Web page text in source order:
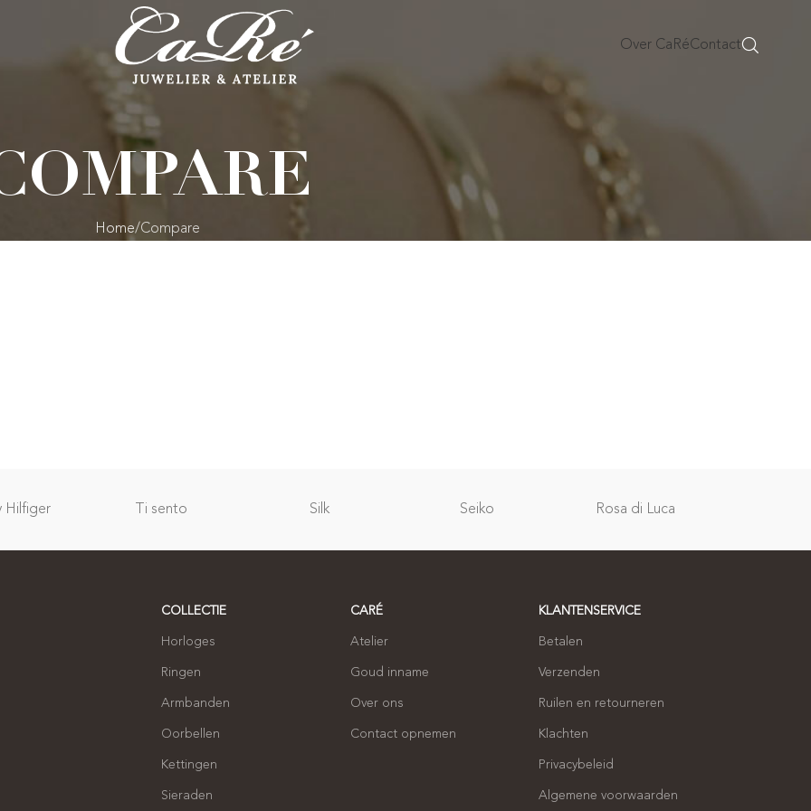
Over CaRéContact
Home Compare
Hilfiger Ti sento Silk Seiko Rosa di Luca
COLLECTIE
Horloges
Ringen
Armbanden
Oorbellen
Kettingen
Sieraden
CARÉ
Atelier
Goud inname
Over ons
Contact opnemen
KLANTENSERVICE
Betalen
Verzenden
Ruilen en retourneren
Klachten
Privacybeleid
Algemene voorwaarden